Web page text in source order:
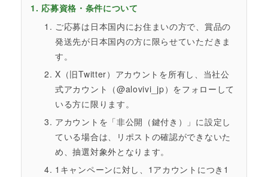
1. 応募資格・条件について
ご応募は日本国内にお住まいの方で、賞品の
発送先が日本国内の方に限らせていただきま
す。
X（旧Twitter）アカウントを所有し、当社公
式アカウント（@alovivi_jp）をフォローして
いる方に限ります。
アカウントを「非公開（鍵付き）」に設定し
ている場合は、リポストの確認ができないた
め、抽選対象外となります。
1キャンペーンに対し、1アカウントにつき1